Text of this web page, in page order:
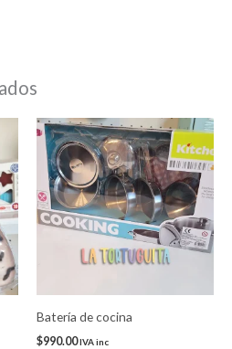
Batería de cocina
$990.00IVA inc